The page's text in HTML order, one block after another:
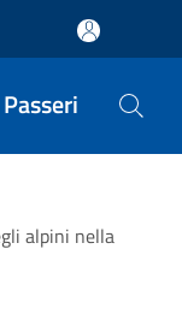
alpini nella